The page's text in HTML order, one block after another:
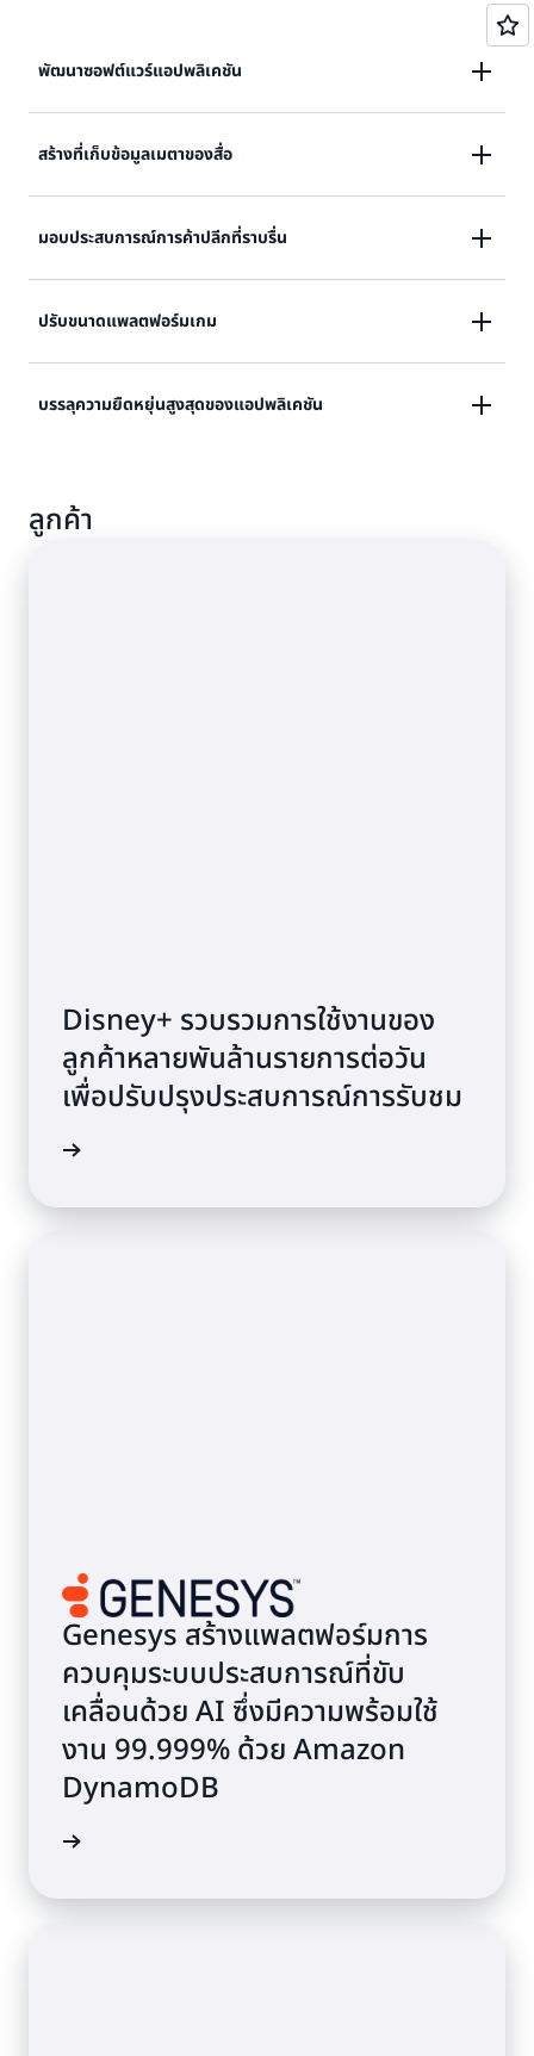
พัฒนาซอฟต์แวร์แอปพลิเคชัน
สร้างแอปพลิเคชันระดับอินเทอร์เน็ตที่รองรับเมทาดาทาและ
แคชของเนื้อหาผู้ใช้ที่ต้องมีการทำงานพร้อมกันและการ
เชื่อมต่อระดับสูงสำหรับผู้ใช้หลายล้านคนและคำขอนับล้าน
สร้างที่เก็บข้อมูลเมตาของสื่อ
ปรับขนาดปริมาณงานและการทำงานพร้อมกันสำหรับ
ปริมาณงานสื่อและความบันเทิง เช่น การสตรีมวิดีโอแบบเรี
ยลไทม์และเนื้อหาแบบโต้ตอบ และมอบเวลาแฝงที่ต่ำกว่า
มอบประสบการณ์การค้าปลีกที่ราบรื่น
กลไกเวิร์กโฟลว์ การติดตามสินค้าคงคลัง และโปรไฟล์ลูกค้า
DynamoDB รองรับเหตุการณ์ที่มีปริมาณการใช้งานสูง
และปรับขนาดได้มาก และสามารถจัดการกับการสืบค้นนับ
ล้านรายการต่อวินาทีได้
ปรับขนาดแพลตฟอร์มเกม
ดำเนินงาน สร้างแพลตฟอร์มเกมของคุณด้วยข้อมูลผู้เล่น
บรรลุความยืดหยุ่นสูงสุดของแอปพลิเคชัน
สามารถอ่านข้อมูลล่าสุดได้จากทุกภูมิภาค ซึ่งเหมาะอย่างยิ่ง
ลูกค้า
Disney+ รวบรวมการใช้งานของ
ลูกค้าหลายพันล้านรายการต่อวัน
เพื่อปรับปรุงประสบการณ์การรับชม
Genesys สร้างแพลตฟอร์มการ
ควบคุมระบบประสบการณ์ที่ขับ
เคลื่อนด้วย AI ซึ่งมีความพร้อมใช้
งาน 99.999% ด้วย Amazon
DynamoDB